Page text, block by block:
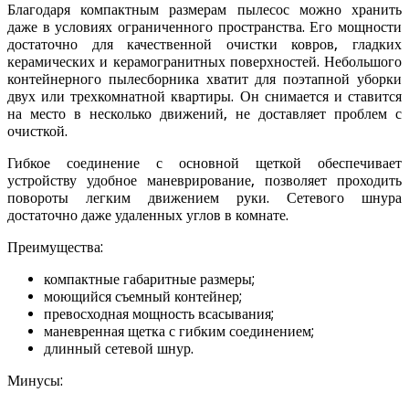
Благодаря компактным размерам пылесос можно хранить
даже в условиях ограниченного пространства. Его мощности
достаточно для качественной очистки ковров, гладких
керамических и керамогранитных поверхностей. Небольшого
контейнерного пылесборника хватит для поэтапной уборки
двух или трехкомнатной квартиры. Он снимается и ставится
на место в несколько движений, не доставляет проблем с
очисткой.
Гибкое соединение с основной щеткой обеспечивает
устройству удобное маневрирование, позволяет проходить
повороты легким движением руки. Сетевого шнура
достаточно даже удаленных углов в комнате.
Преимущества:
компактные габаритные размеры;
моющийся съемный контейнер;
превосходная мощность всасывания;
маневренная щетка с гибким соединением;
длинный сетевой шнур.
Минусы: